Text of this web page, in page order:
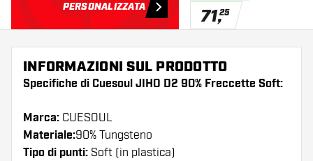
PERSONALIZZATA 71,25
INFORMAZIONI SUL PRODOTTO
Specifiche di Cuesoul JIHO D2 90% Freccette Soft:
Marca: CUESOUL
Materiale:90% Tungsteno
Tipo di punti: Soft (in plastica)